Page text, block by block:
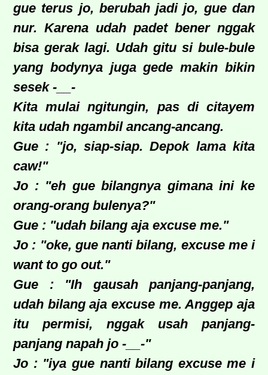
gue terus jo, berubah jadi jo, gue dan
nur. Karena udah padet bener nggak
bisa gerak lagi. Udah gitu si bule-bule
yang bodynya juga gede makin bikin
sesek -__-
Kita mulai ngitungin, pas di citayem
kita udah ngambil ancang-ancang.
Gue : "jo, siap-siap. Depok lama kita
caw!"
Jo : "eh gue bilangnya gimana ini ke
orang-orang bulenya?"
Gue : "udah bilang aja excuse me."
Jo : "oke, gue nanti bilang, excuse me i
want to go out."
Gue : "Ih gausah panjang-panjang,
udah bilang aja excuse me. Anggep aja
itu permisi, nggak usah panjang-
panjang napah jo -__-"
Jo : "iya gue nanti bilang excuse me i